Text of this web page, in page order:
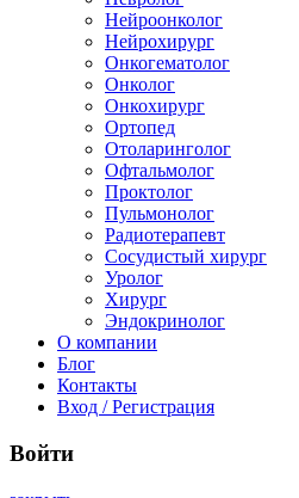
Нейроонколог
Нейрохирург
Онкогематолог
Онколог
Онкохирург
Ортопед
Отоларинголог
Офтальмолог
Проктолог
Пульмонолог
Радиотерапевт
Сосудистый хирург
Уролог
Хирург
Эндокринолог
О компании
Блог
Контакты
Вход / Регистрация
Войти